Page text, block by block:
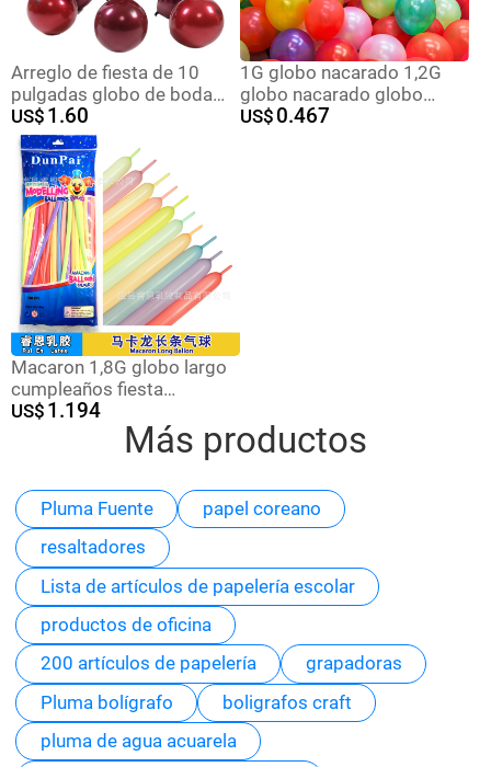
Arreglo de fiesta de 10
pulgadas globo de boda
cubierta interior metal azul
globo de confesión de
doble capa Globo de color
púrpura cereza
US$ 1.60
1G globo nacarado 1,2G
globo nacarado globo
redondo de látex arreglo de
US$ 0.467
Macaron 1,8G globo largo
cumpleaños fiesta
decoración globo boda
lugar diseño engrosado
US$ 1.194
Más productos
Pluma Fuente
papel coreano
resaltadores
Lista de artículos de papelería escolar
productos de oficina
200 artículos de papelería
grapadoras
Pluma bolígrafo
boligrafos craft
pluma de agua acuarela